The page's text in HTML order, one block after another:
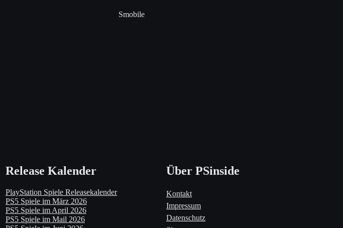
Smobile
Release Kalender
PlayStation Spiele Releasekalender
PS5 Spiele im März 2026
PS5 Spiele im April 2026
PS5 Spiele im Mail 2026
Über PSinside
Kontakt
Impressum
Datenschutz